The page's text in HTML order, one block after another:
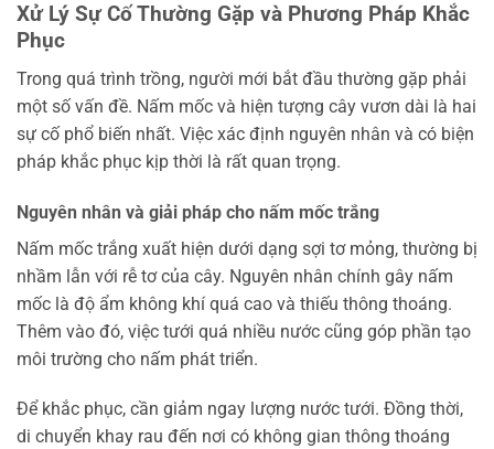
Xử Lý Sự Cố Thường Gặp và Phương Pháp Khắc
Phục
Trong quá trình trồng, người mới bắt đầu thường gặp phải
một số vấn đề. Nấm mốc và hiện tượng cây vươn dài là hai
sự cố phổ biến nhất. Việc xác định nguyên nhân và có biện
pháp khắc phục kịp thời là rất quan trọng.
Nguyên nhân và giải pháp cho nấm mốc trắng
Nấm mốc trắng xuất hiện dưới dạng sợi tơ mỏng, thường bị
nhầm lẫn với rễ tơ của cây. Nguyên nhân chính gây nấm
mốc là độ ẩm không khí quá cao và thiếu thông thoáng.
Thêm vào đó, việc tưới quá nhiều nước cũng góp phần tạo
môi trường cho nấm phát triển.
Để khắc phục, cần giảm ngay lượng nước tưới. Đồng thời,
di chuyển khay rau đến nơi có không gian thông thoáng